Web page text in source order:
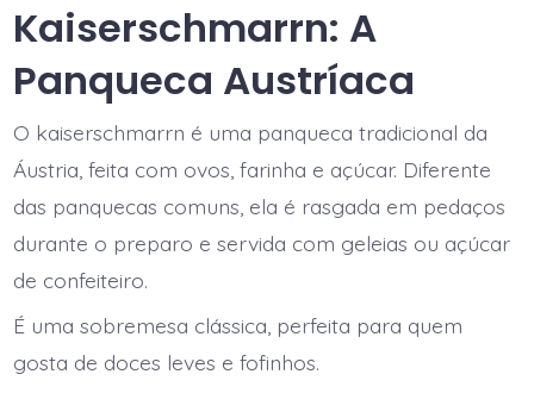
Kaiserschmarrn: A
Panqueca Austríaca
O kaiserschmarrn é uma panqueca tradicional da
Áustria, feita com ovos, farinha e açúcar. Diferente
das panquecas comuns, ela é rasgada em pedaços
durante o preparo e servida com geleias ou açúcar
de confeiteiro.
É uma sobremesa clássica, perfeita para quem
gosta de doces leves e fofinhos.